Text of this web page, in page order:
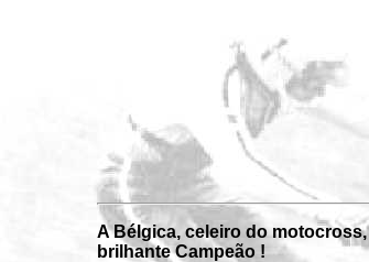
A Bélgica, celeiro do
brilhante Campeão !